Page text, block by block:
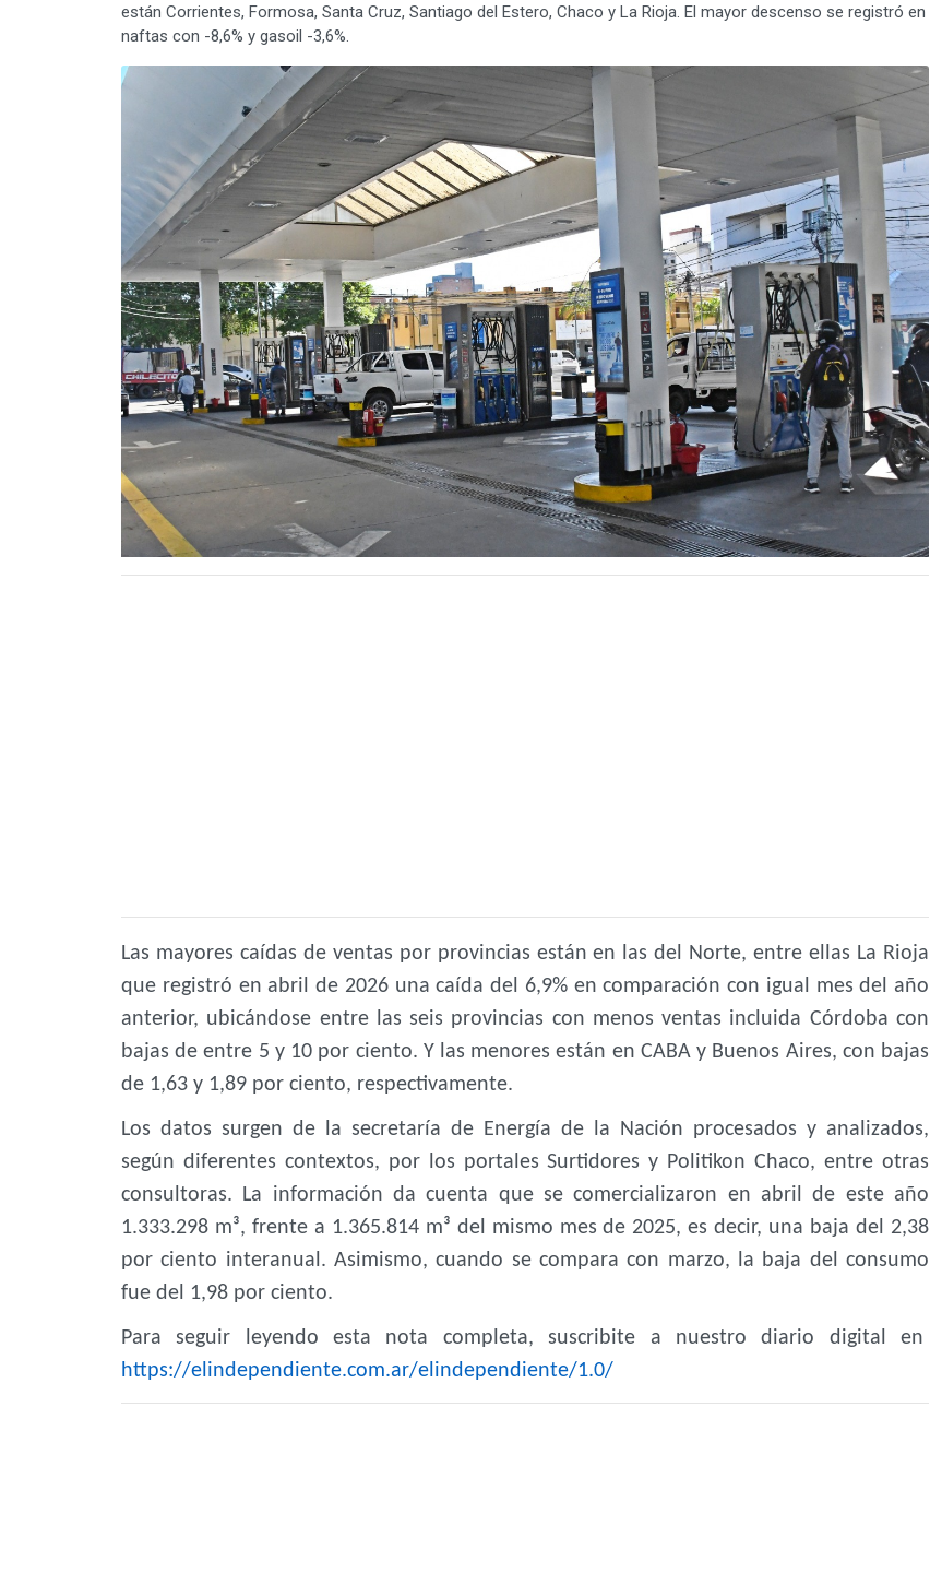
están Corrientes, Formosa, Santa Cruz, Santiago del Estero, Chaco y La Rioja. El mayor descenso se registró en
naftas con -8,6% y gasoil -3,6%.
Las mayores caídas de ventas por provincias están en las del Norte, entre ellas La Rioja
que registró en abril de 2026 una caída del 6,9% en comparación con igual mes del año
anterior, ubicándose entre las seis provincias con menos ventas incluida Córdoba con
bajas de entre 5 y 10 por ciento. Y las menores están en CABA y Buenos Aires, con bajas
de 1,63 y 1,89 por ciento, respectivamente.
Los datos surgen de la secretaría de Energía de la Nación procesados y analizados,
según diferentes contextos, por los portales Surtidores y Politikon Chaco, entre otras
consultoras. La información da cuenta que se comercializaron en abril de este año
1.333.298 m³, frente a 1.365.814 m³ del mismo mes de 2025, es decir, una baja del 2,38
por ciento interanual. Asimismo, cuando se compara con marzo, la baja del consumo
fue del 1,98 por ciento.
Para seguir leyendo esta nota completa, suscribite a nuestro diario digital en
https://elindependiente.com.ar/elindependiente/1.0/